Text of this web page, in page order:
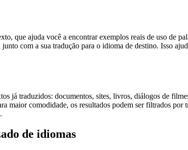
que ajuda você a encontrar exemplos reais de uso de
com a sua tradução para o idioma de destino. Isso
já traduzidos: documentos, sites, livros, diálogos de
comodidade, os resultados podem ser filtrados por
de idiomas